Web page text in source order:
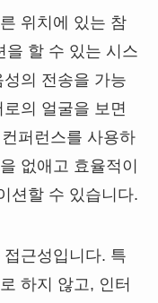
위치에 있는 참
을 할 수 있는 시스
의 전송을 가능
의 얼굴을 보면
퍼런스를 사용하
없애고 효율적이
션할 수 있습니다.
근성입니다. 특
하지 않고, 인터